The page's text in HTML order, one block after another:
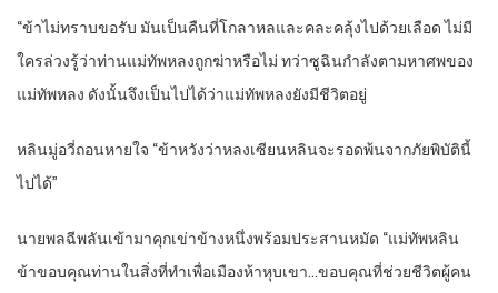
“ข้าไม่ทราบขอรับ มันเป็นคืนที่โกลาหลและคละคลุ้งไปด้วยเลือด ไม่มี
ใครล่วงรู้ว่าท่านแม่ทัพหลงถูกฆ่าหรือไม่ ทว่าซูฉินกำลังตามหาศพของ
แม่ทัพหลง ดังนั้นจึงเป็นไปได้ว่าแม่ทัพหลงยังมีชีวิตอยู่
หลินมู่อวี่ถอนหายใจ “ข้าหวังว่าหลงเซียนหลินจะรอดพ้นจากภัยพิบัตินี้
ไปได้”
นายพลฉีพลันเข้ามาคุกเข่าข้างหนึ่งพร้อมประสานหมัด “แม่ทัพหลิน
ข้าขอบคุณท่านในสิ่งที่ทำเพื่อเมืองห้าหุบเขา…ขอบคุณที่ช่วยชีวิตผู้คน